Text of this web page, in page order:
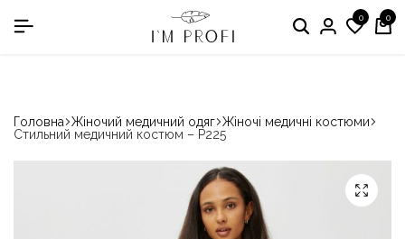
в номінації «Кращій виробник медичного одягу» 0 0
Головна Жіночий медичний одяг Жіночі медичні костюми
Стильний медичний костюм – P225